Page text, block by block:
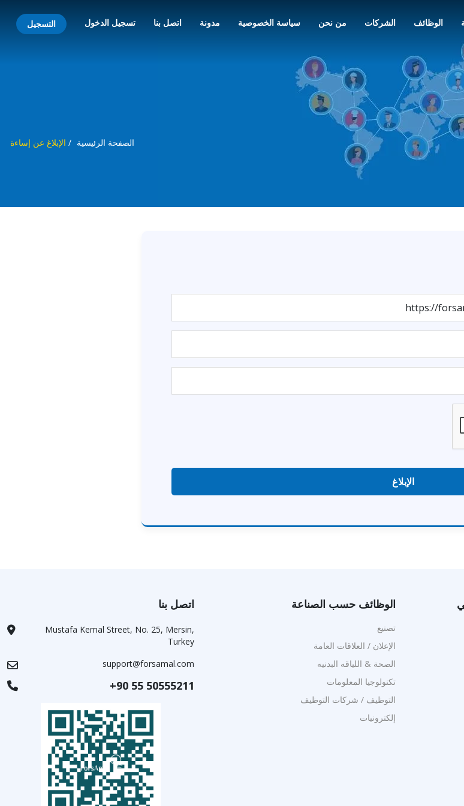
الوظائف الشركات من نحن سياسة الخصوصية مدونة اتصل بنا تسجيل الدخول التسجيل
الصفحة الرئيسية / الإبلاغ عن إساءة
الوظائف حسب الصناعة
تصنيع
الإعلان / العلاقات العامة
الصحة & اللياقه البدنيه
تكنولوجيا المعلومات
التوظيف / شركات التوظيف
إلكترونيات
اتصل بنا
Mustafa Kemal Street, No. 25, Mersin,
Turkey
support@forsamal.com
+90 55 50555211